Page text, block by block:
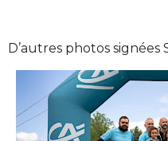
D’autres photos signées